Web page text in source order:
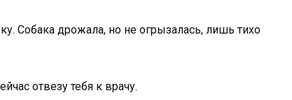
Собака дрожала, но не огрызалась, лишь тихо
отвезу тебя к врачу.